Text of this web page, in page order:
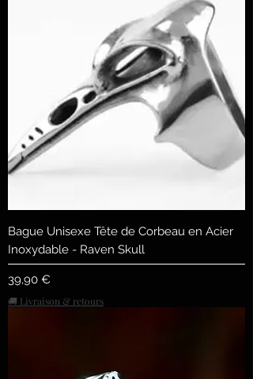
Bague Unisexe Tête de Corbeau en Acier
Inoxydable - Raven Skull
Preis
39,90 €
🚚 Livraison & retours